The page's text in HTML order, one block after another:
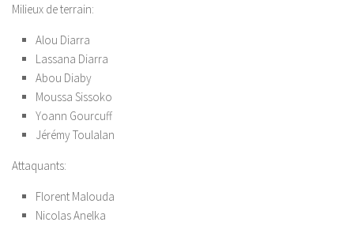
Milieux de terrain:
Alou Diarra
Lassana Diarra
Abou Diaby
Moussa Sissoko
Yoann Gourcuff
Jérémy Toulalan
Attaquants:
Florent Malouda
Nicolas Anelka